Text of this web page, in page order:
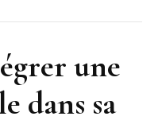
une
dans sa